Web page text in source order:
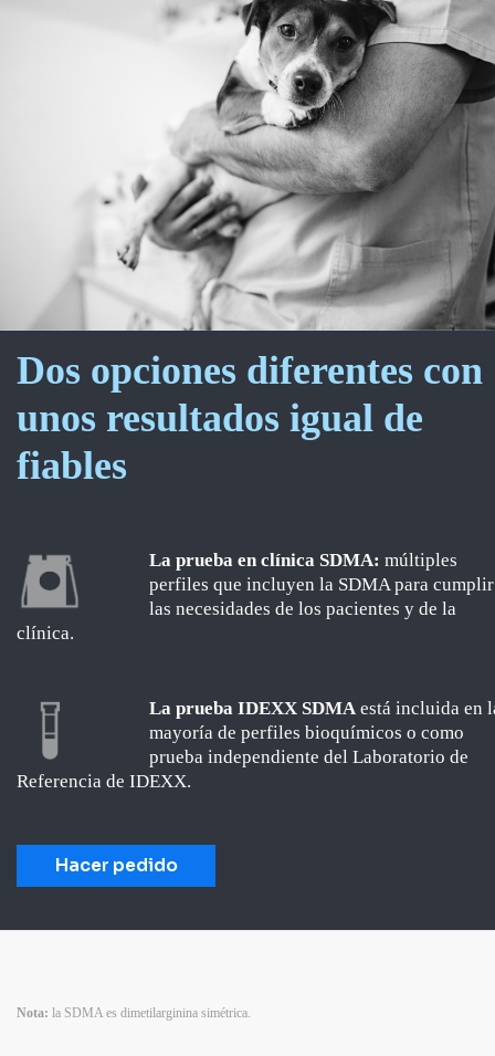
Dos opciones diferentes con
unos resultados igual de
fiables
La prueba en clínica SDMA: múltiples
perfiles que incluyen la SDMA para cumplir
las necesidades de los pacientes y de la
clínica.
La prueba IDEXX SDMA está incluida en
mayoría de perfiles bioquímicos o como
prueba independiente del Laboratorio de
Referencia de IDEXX.
Hacer pedido
Nota: la SDMA es dimetilarginina simétrica.